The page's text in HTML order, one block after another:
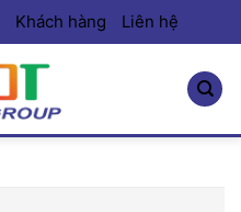
Khách hàng Liên hệ